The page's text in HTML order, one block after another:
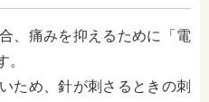
、痛みを抑えるために「電
ため、針が刺さるときの刺